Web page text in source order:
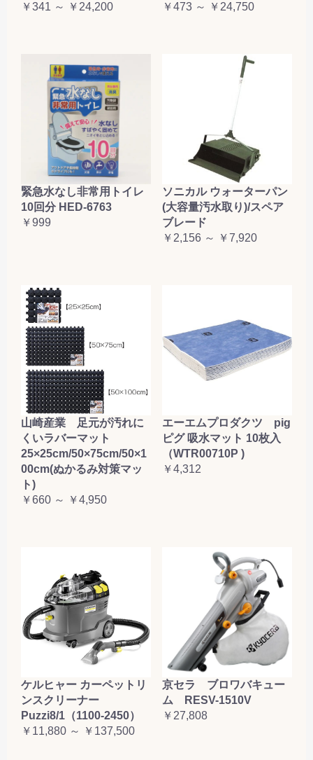
￥341 ～ ￥24,200
￥473 ～ ￥24,750
緊急水なし非常用トイレ
10回分 HED-6763
￥999
ソニカル ウォーターパン
(大容量汚水取り)/スペア
ブレード
￥2,156 ～ ￥7,920
山崎産業 足元が汚れに
くいラバーマット
25×25cm/50×75cm/50×1
00cm(ぬかるみ対策マッ
ト)
￥660 ～ ￥4,950
エーエムプロダクツ pig
ピグ 吸水マット 10枚入
（WTR00710P )
￥4,312
ケルヒャー カーペットリ
ンスクリーナー
Puzzi8/1（1100-2450）
￥11,880 ～ ￥137,500
京セラ ブロワバキュー
ム RESV-1510V
￥27,808